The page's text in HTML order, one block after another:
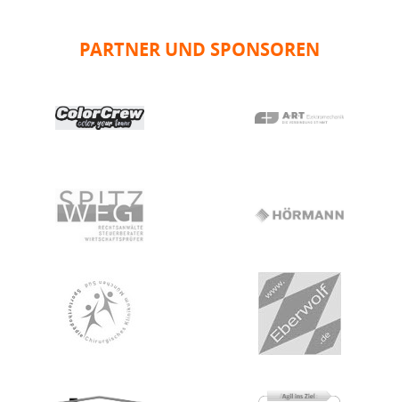
PARTNER UND SPONSOREN